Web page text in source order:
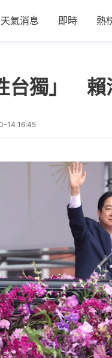
天氣消息 即時 熱
台獨」 賴
14 16:45